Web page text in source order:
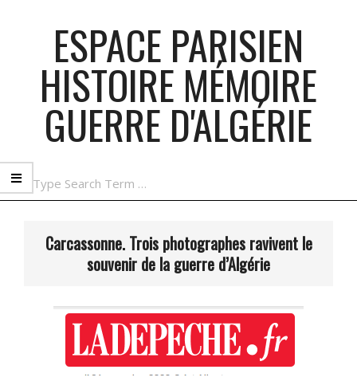
ESPACE PARISIEN
HISTOIRE MÉMOIRE
GUERRE D'ALGÉRIE
Carcassonne. Trois photographes ravivent le
souvenir de la guerre d’Algérie